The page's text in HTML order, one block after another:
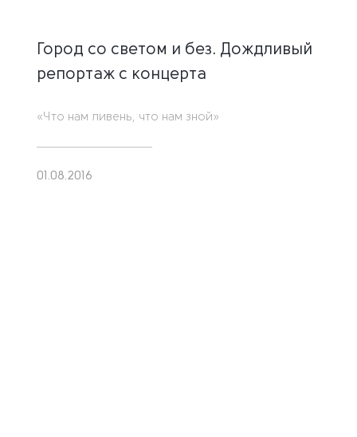
Город со светом и без. Дождливый
репортаж с концерта
«Что нам ливень, что нам зной»
01.08.2016